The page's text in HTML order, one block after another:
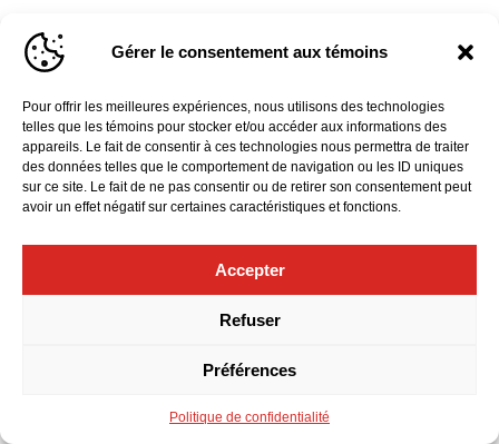
Gérer le consentement aux témoins
Pour offrir les meilleures expériences, nous utilisons des technologies
telles que les témoins pour stocker et/ou accéder aux informations des
appareils. Le fait de consentir à ces technologies nous permettra de traiter
des données telles que le comportement de navigation ou les ID uniques
sur ce site. Le fait de ne pas consentir ou de retirer son consentement peut
avoir un effet négatif sur certaines caractéristiques et fonctions.
Accepter
Refuser
Préférences
Politique de confidentialité